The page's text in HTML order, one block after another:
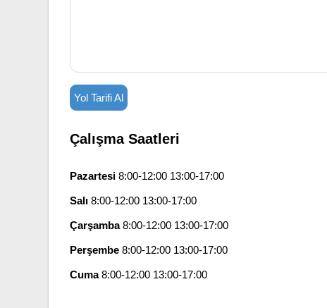
Yol Tarifi Al
Çalışma Saatleri
Pazartesi8:00-12:00 13:00-17:00
Salı8:00-12:00 13:00-17:00
Çarşamba8:00-12:00 13:00-17:00
Perşembe8:00-12:00 13:00-17:00
Cuma8:00-12:00 13:00-17:00